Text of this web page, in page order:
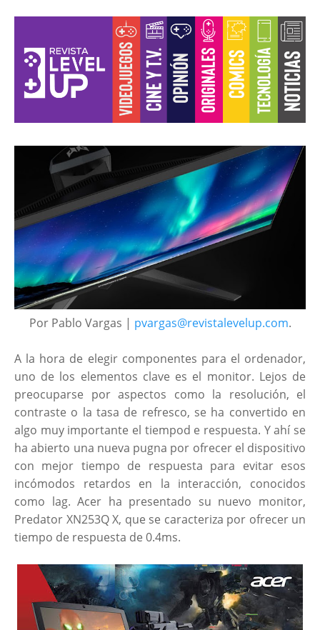
Por Pablo Vargas | pvargas@revistalevelup.com.
A la hora de elegir componentes para el ordenador,
uno de los elementos clave es el monitor. Lejos de
preocuparse por aspectos como la resolución, el
contraste o la tasa de refresco, se ha convertido en
algo muy importante el tiempod e respuesta. Y ahí se
ha abierto una nueva pugna por ofrecer el dispositivo
con mejor tiempo de respuesta para evitar esos
incómodos retardos en la interacción, conocidos
como lag. Acer ha presentado su nuevo monitor,
Predator XN253Q X, que se caracteriza por ofrecer un
tiempo de respuesta de 0.4ms.